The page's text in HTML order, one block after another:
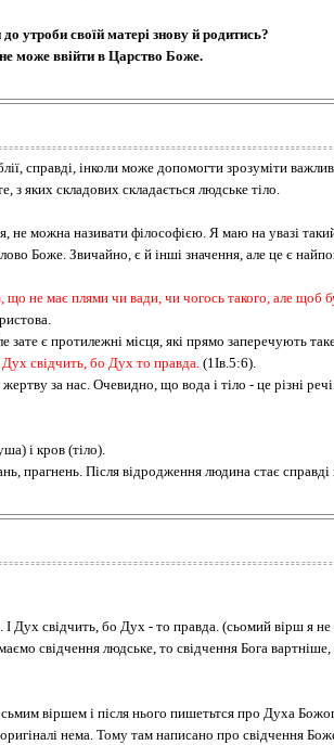
своїй матері знову й родитись?
може ввійти в Царство Боже.
справді, інколи може допомогти зрозуміти
яких складових складається людське тіло.
не можна називати філософією. Я маю на увазі
Боже. Звичайно, є й інші значення, але це є
не має плями чи вади, чи чогось такого, але щоб
є протилежні місця, які прямо заперечують
Дух свідчить, бо Дух то правда. (1Ів.5:6).
жертву за нас. Очевидно, що вода і тіло - це різні
і кров (тіло).
прагнень. Після відродження людина стає
свідчить, бо Дух - то правда. (сьомий вірш я
свідчення людське, то свідчення Бога
віршем і після нього пишетьтся про Духа
нема. Тому там написано про свідчення